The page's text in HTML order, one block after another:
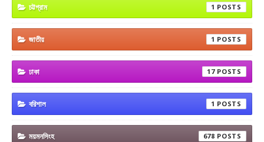
চট্টগ্রাম 1
জাতীয় 1
ঢাকা 17
বরিশাল 1
ময়মনসিংহ 678